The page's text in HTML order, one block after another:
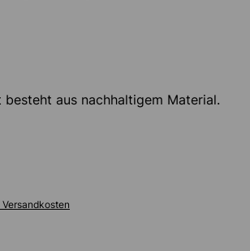
besteht aus nachhaltigem Material.